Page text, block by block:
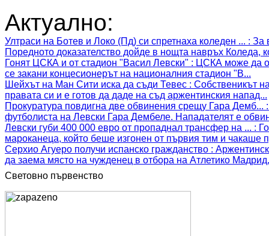
Актуално:
Ултраси на Ботев и Локо (Пд) си спретнаха коледен ... : За
Поредното доказателство дойде в нощта навръх Коледа,
Гонят ЦСКА и от стадион "Васил Левски" : ЦСКА може да
се закани концесионерът на националния стадион "В...
Шейхът на Ман Сити иска да съди Тевес : Собственикът
правата си и е готов да даде на съд аржентинския напад...
Прокуратура повдигна две обвинения срещу Гара Демб...
футболиста на Левски Гара Дембеле. Нападателят е
Левски губи 400 000 евро от пропаднал трансфер на ... :
мароканеца, който беше изгонен от първия тим и чакаше
Серхио Агуеро получи испанско гражданство :
да заема място на чужденец в отбора на Атлетико
Световно първенство